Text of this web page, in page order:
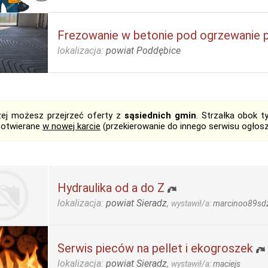
Frezowanie w betonie pod ogrzewanie
lokalizacja: powiat Poddębice
możesz przejrzeć oferty z sąsiednich gmin. Strzałka obok
w nowej karcie (przekierowanie do innego serwisu
Hydraulika od a do Z
lokalizacja: powiat Sieradz, wystawił/a:
Serwis pieców na pellet i ekogroszek
lokalizacja: powiat Sieradz, wystawił/a:maciejs